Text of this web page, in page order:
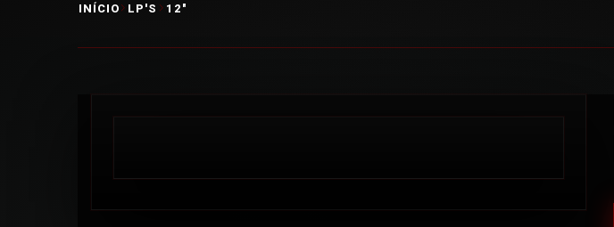
INÍCIO LP'S 12"